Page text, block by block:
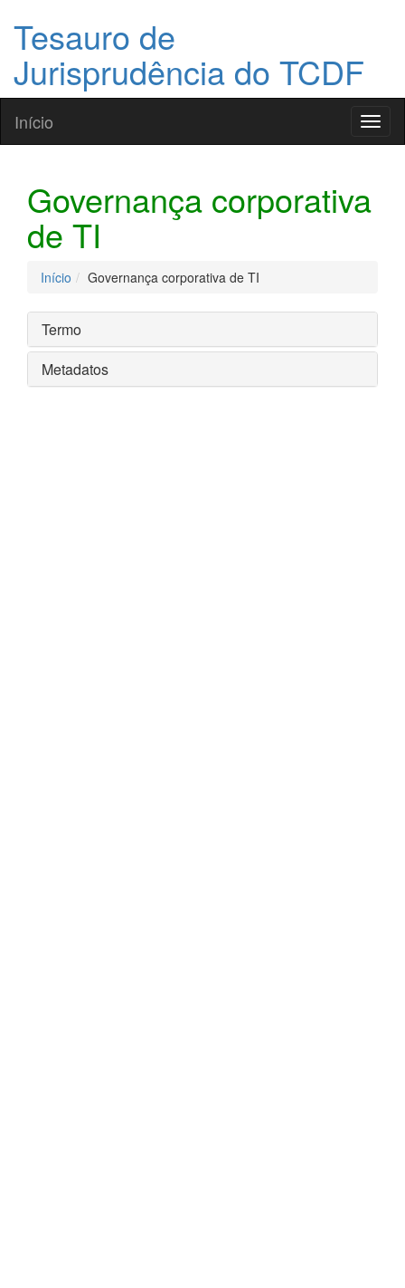
Tesauro de
Jurisprudência do TCDF
Início
Governança corporativa
de TI
Início Governança corporativa de TI
Termo
Metadatos